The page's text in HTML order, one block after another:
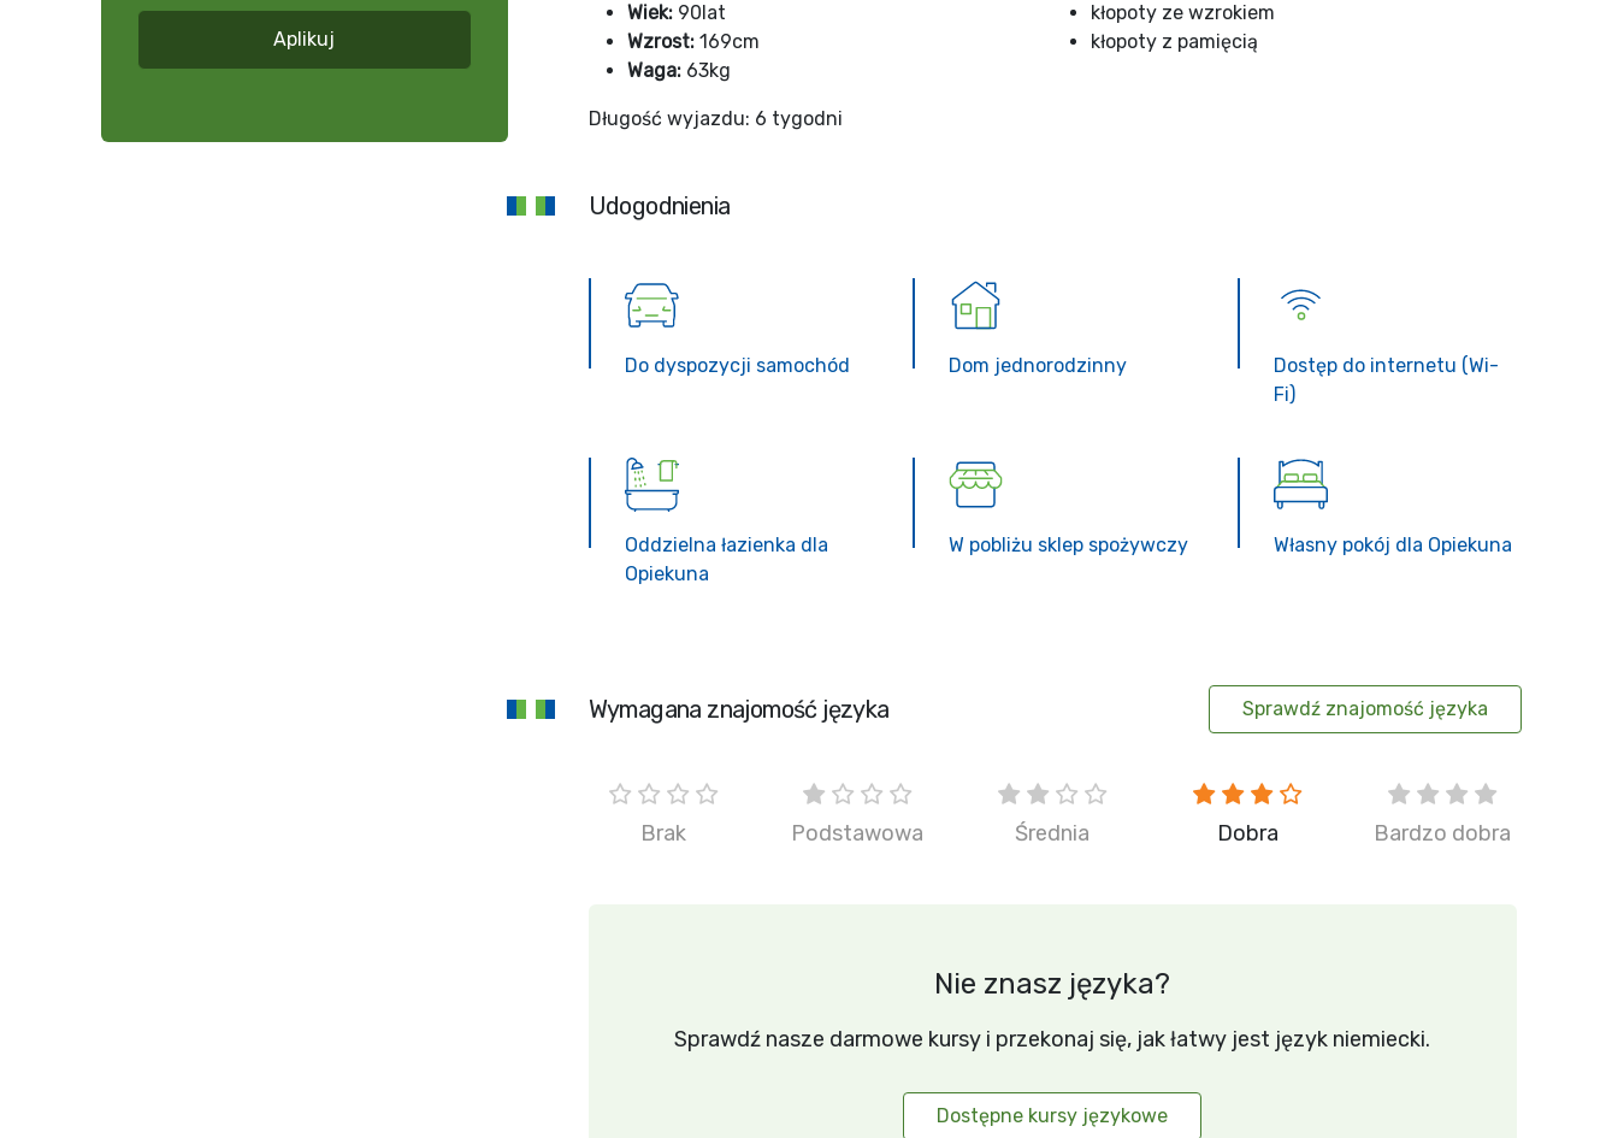
Aplikuj
Wiek: 90lat
Wzrost: 169cm
Waga: 63kg
kłopoty ze wzrokiem
kłopoty z pamięcią
Długość wyjazdu: 6 tygodni
Udogodnienia
Do dyspozycji samochód Dom jednorodzinny
Dostęp do internetu (Wi-
Fi)
Oddzielna łazienka dla
Opiekuna
W pobliżu sklep spożywczy Własny pokój dla Opiekuna
Wymagana znajomość języka Sprawdź znajomość języka
Brak Podstawowa Średnia Dobra Bardzo dobra
Nie znasz języka?
Sprawdź nasze darmowe kursy i przekonaj się, jak łatwy jest język niemiecki.
Dostępne kursy językowe